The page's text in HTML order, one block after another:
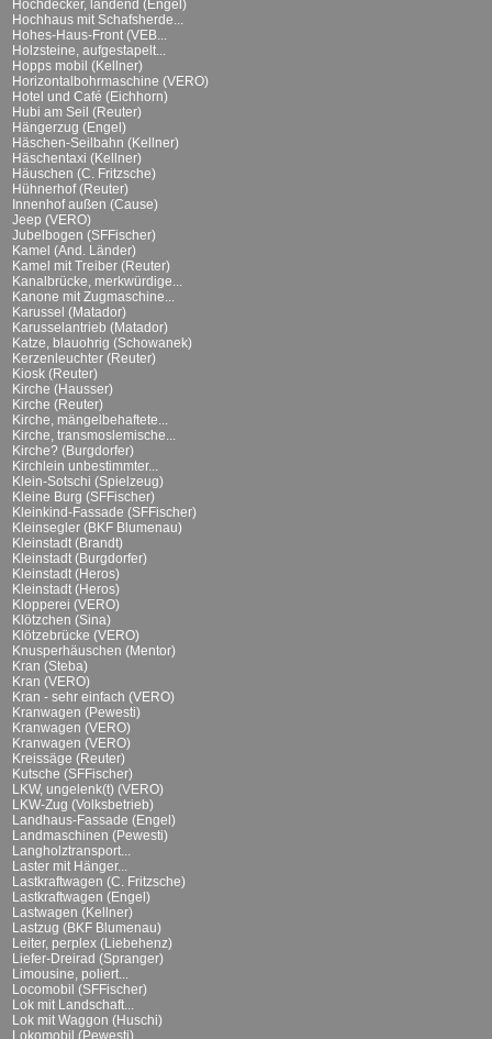
Hochdecker, landend (Engel)
Hochhaus mit Schafsherde...
Hohes-Haus-Front (VEB...
Holzsteine, aufgestapelt...
Hopps mobil (Kellner)
Horizontalbohrmaschine (VERO)
Hotel und Café (Eichhorn)
Hubi am Seil (Reuter)
Hängerzug (Engel)
Häschen-Seilbahn (Kellner)
Häschentaxi (Kellner)
Häuschen (C. Fritzsche)
Hühnerhof (Reuter)
Innenhof außen (Cause)
Jeep (VERO)
Jubelbogen (SFFischer)
Kamel (And. Länder)
Kamel mit Treiber (Reuter)
Kanalbrücke, merkwürdige...
Kanone mit Zugmaschine...
Karussel (Matador)
Karusselantrieb (Matador)
Katze, blauohrig (Schowanek)
Kerzenleuchter (Reuter)
Kiosk (Reuter)
Kirche (Hausser)
Kirche (Reuter)
Kirche, mängelbehaftete...
Kirche, transmoslemische...
Kirche? (Burgdorfer)
Kirchlein unbestimmter...
Klein-Sotschi (Spielzeug)
Kleine Burg (SFFischer)
Kleinkind-Fassade (SFFischer)
Kleinsegler (BKF Blumenau)
Kleinstadt (Brandt)
Kleinstadt (Burgdorfer)
Kleinstadt (Heros)
Kleinstadt (Heros)
Klopperei (VERO)
Klötzchen (Sina)
Klötzebrücke (VERO)
Knusperhäuschen (Mentor)
Kran (Steba)
Kran (VERO)
Kran - sehr einfach (VERO)
Kranwagen (Pewesti)
Kranwagen (VERO)
Kranwagen (VERO)
Kreissäge (Reuter)
Kutsche (SFFischer)
LKW, ungelenk(t) (VERO)
LKW-Zug (Volksbetrieb)
Landhaus-Fassade (Engel)
Landmaschinen (Pewesti)
Langholztransport...
Laster mit Hänger...
Lastkraftwagen (C. Fritzsche)
Lastkraftwagen (Engel)
Lastwagen (Kellner)
Lastzug (BKF Blumenau)
Leiter, perplex (Liebehenz)
Liefer-Dreirad (Spranger)
Limousine, poliert...
Locomobil (SFFischer)
Lok mit Landschaft...
Lok mit Waggon (Huschi)
Lokomobil (Pewesti)